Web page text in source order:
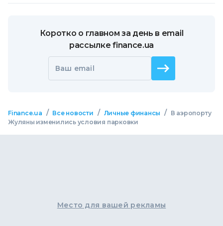
Коротко о главном за день в email
рассылке finance.ua
Ваш email
Finance.ua / Все новости / Личные финансы /
В аэропорту
Жуляны изменились условия парковки
Место для вашей рекламы